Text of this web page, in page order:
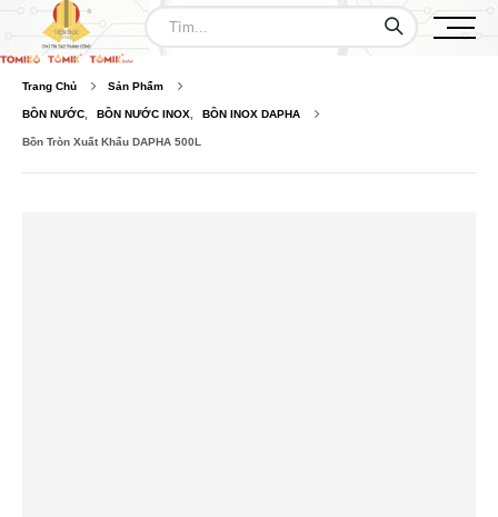
Trang Chủ Sản Phẩm
BỒN NƯỚC BỒN NƯỚC INOX BỒN INOX DAPHA
Bồn Tròn Xuất Khẩu DAPHA 500L